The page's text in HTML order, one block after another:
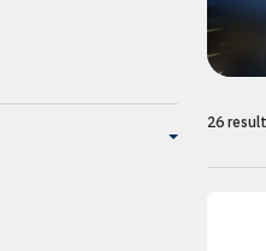
26